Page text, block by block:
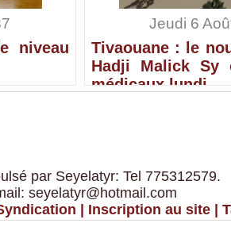
niveau
Jeudi 6
Tivaouane : le
Hadji Malick Sy
médicaux lundi
par Seyelatyr: Tel 775312579.
seyelatyr@hotmail.com
Inscription au site